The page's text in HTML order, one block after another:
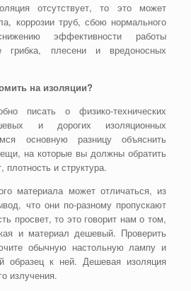
отсутствует, то это может
коррозии труб, сбою нормального
эффективности работы
грибка, плесени и вредоносных
на изоляции?
писать о физико-технических
и дорогих изоляционных
основную разницу объяснить
на которые вы должны обратить
плотность и структура.
материала может отличаться, из
что они по-разному пропускают
просвет, то это говорит нам о том,
и материал дешевый. Проверить
обычную настольную лампу и
образец к ней. Дешевая изоляция
излучения.